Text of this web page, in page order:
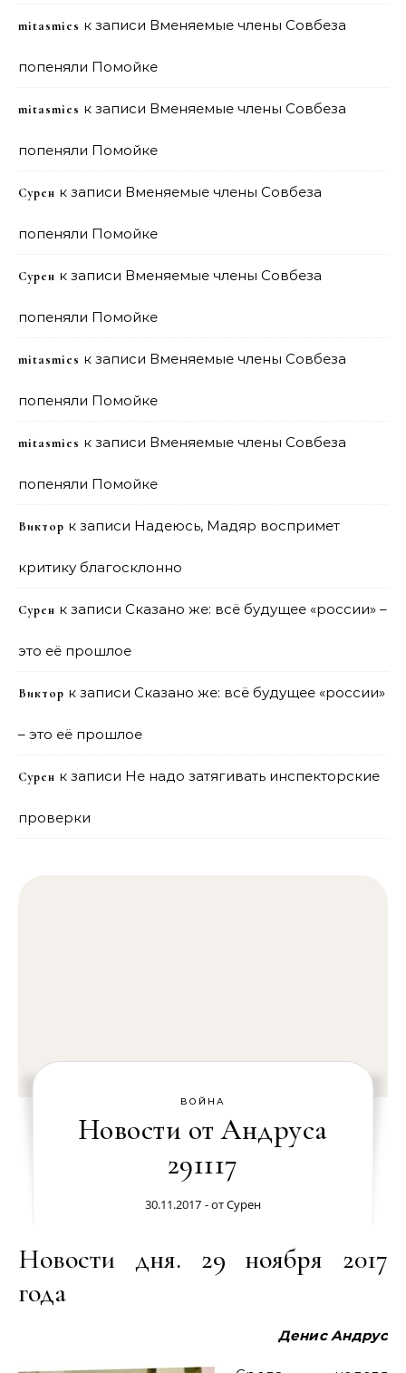
mitasmies к записи Вменяемые члены Совбеза
попеняли Помойке
mitasmies к записи Вменяемые члены Совбеза
попеняли Помойке
Сурен к записи Вменяемые члены Совбеза
попеняли Помойке
Сурен к записи Вменяемые члены Совбеза
попеняли Помойке
mitasmies к записи Вменяемые члены Совбеза
попеняли Помойке
mitasmies к записи Вменяемые члены Совбеза
попеняли Помойке
Виктор к записи Надеюсь, Мадяр воспримет
критику благосклонно
Сурен к записи Сказано же: всё будущее «россии» –
это её прошлое
Виктор к записи Сказано же: всё будущее «россии»
– это её прошлое
Сурен к записи Не надо затягивать инспекторские
проверки
ВОЙНА
Новости от Андруса
291117
30.11.2017 - отСурен
Новости дня. 29 ноября 2017
года
Денис Андрус